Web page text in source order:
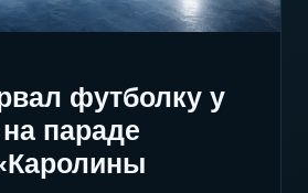
футболку у
параде